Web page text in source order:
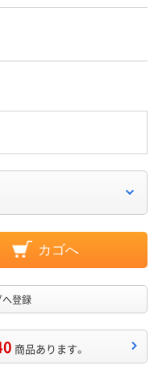
カゴへ
登録
商品あります。